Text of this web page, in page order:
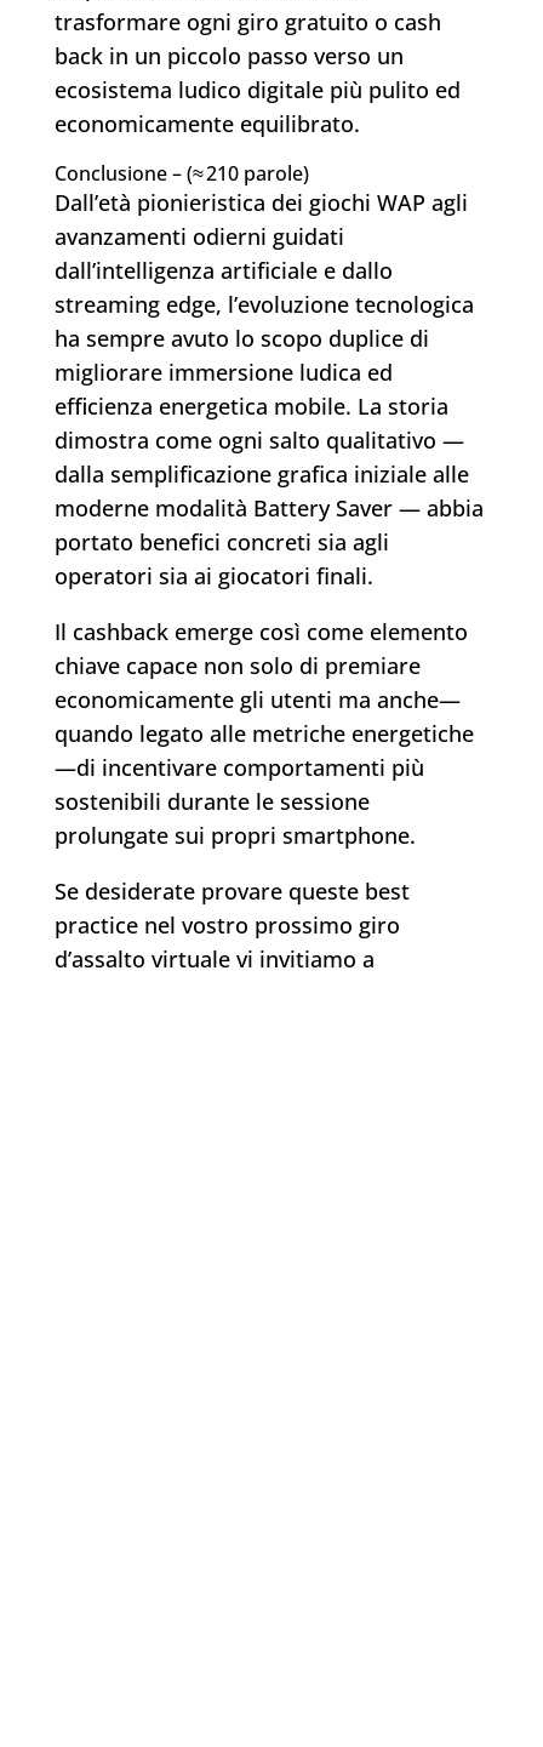
trasformare ogni giro gratuito o cash
back in un piccolo passo verso un
ecosistema ludico digitale più pulito ed
economicamente equilibrato.
Conclusione – (≈ 210 parole)
Dall’età pionieristica dei giochi WAP agli
avanzamenti odierni guidati
dall’intelligenza artificiale e dallo
streaming edge, l’evoluzione tecnologica
ha sempre avuto lo scopo duplice di
migliorare immersione ludica ed
efficienza energetica mobile. La storia
dimostra come ogni salto qualitativo —
dalla semplificazione grafica iniziale alle
moderne modalità Battery Saver — abbia
portato benefici concreti sia agli
operatori sia ai giocatori finali.
Il cashback emerge così come elemento
chiave capace non solo di premiare
economicamente gli utenti ma anche—
quando legato alle metriche energetiche
—di incentivare comportamenti più
sostenibili durante le sessione
prolungate sui propri smartphone.
Se desiderate provare queste best
practice nel vostro prossimo giro
d’assalto virtuale vi invitiamo a